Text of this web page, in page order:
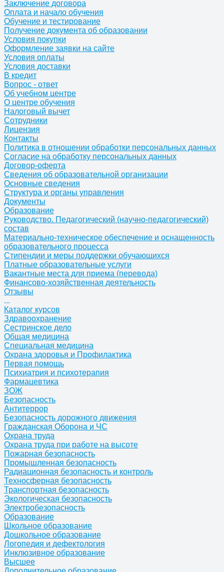
Заключение договора
Оплата и начало обучения
Обучение и тестирование
Получение документа об образовании
Условия покупки
Оформление заявки на сайте
Условия оплаты
Условия доставки
В кредит
Вопрос - ответ
Об учебном центре
О центре обучения
Налоговый вычет
Сотрудники
Лицензия
Контакты
Политика в отношении обработки персональных данных
Согласие на обработку персональных данных
Договор-оферта
Сведения об образовательной организации
Основные сведения
Структура и органы управления
Документы
Образование
Руководство. Педагогический (научно-педагогический)
состав
Материально-техническое обеспечение и оснащенность
образовательного процесса
Стипендии и меры поддержки обучающихся
Платные образовательные услуги
Вакантные места для приема (перевода)
Финансово-хозяйственная деятельность
Отзывы
...
Каталог курсов
Здравоохранение
Сестринское дело
Общая медицина
Специальная медицина
Охрана здоровья и Профилактика
Первая помощь
Психиатрия и психотерапия
Фармацевтика
ЗОЖ
Безопасность
Антитеррор
Безопасность дорожного движения
Гражданская Оборона и ЧС
Охрана труда
Охрана труда при работе на высоте
Пожарная безопасность
Промышленная безопасность
Радиационная безопасность и контроль
Техносферная безопасность
Транспортная безопасность
Экологическая безопасность
Электробезопасность
Образование
Школьное образование
Дошкольное образование
Логопедия и дефектология
Инклюзивное образование
Высшее